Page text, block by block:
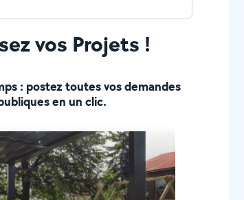
vos Projets !
: postez toutes vos demandes
en un clic.